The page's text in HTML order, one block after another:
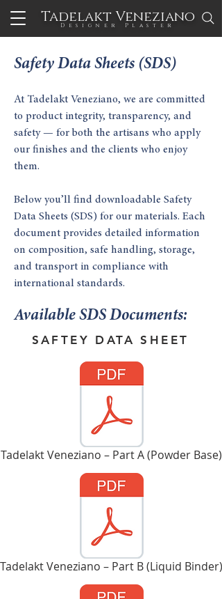
Designer Plaster
Tadelakt Veneziano
Safety Data Sheets (SDS)
At Tadelakt Veneziano, we are committed
to product integrity, transparency, and
safety — for both the artisans who apply
our finishes and the clients who enjoy
them.
Below you’ll find downloadable Safety
Data Sheets (SDS) for our materials. Each
document provides detailed information
on composition, safe handling, storage,
and transport in compliance with
international standards.
Available SDS Documents:
SAFTEY DATA SHEET
Tadelakt Veneziano – Part A (Powder Base)
Tadelakt Veneziano – Part B (Liquid Binder)